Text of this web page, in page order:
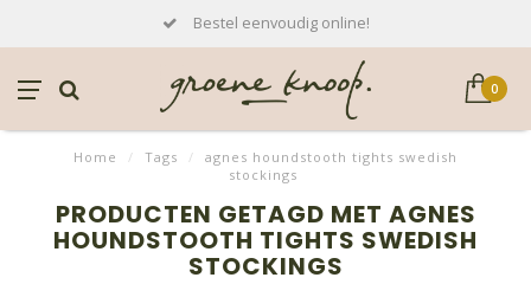
Bestel eenvoudig online!
0
Home / Tags /
agnes houndstooth tights swedish
stockings
PRODUCTEN GETAGD MET AGNES
HOUNDSTOOTH TIGHTS SWEDISH
STOCKINGS